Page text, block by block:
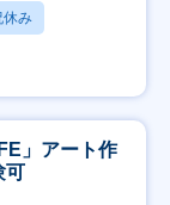
休み
」アート作
可